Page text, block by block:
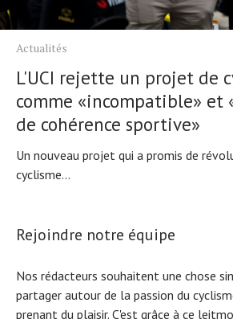
Actualités
L'UCI rejette un projet de
comme «incompatible» et
de cohérence sportive»
Un nouveau projet qui a promis de
cyclisme...
Rejoindre notre équipe
Nos rédacteurs souhaitent une chose
partager autour de la passion du
prenant du plaisir. C'est grâce à ce